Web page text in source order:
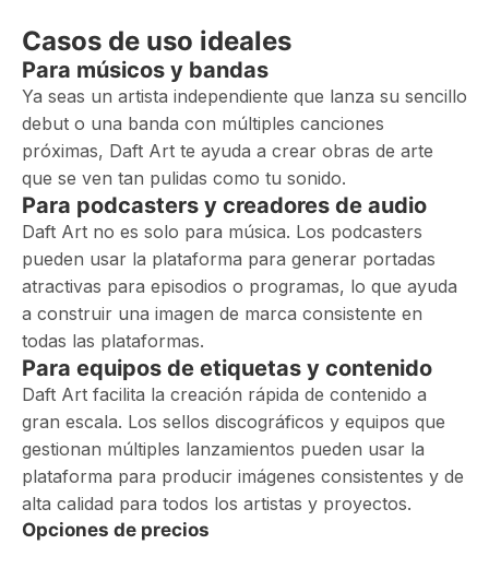
Casos de uso ideales
Para músicos y bandas
Ya seas un artista independiente que lanza su sencillo
debut o una banda con múltiples canciones
próximas, Daft Art te ayuda a crear obras de arte
que se ven tan pulidas como tu sonido.
Para podcasters y creadores de audio
Daft Art no es solo para música. Los podcasters
pueden usar la plataforma para generar portadas
atractivas para episodios o programas, lo que ayuda
a construir una imagen de marca consistente en
todas las plataformas.
Para equipos de etiquetas y contenido
Daft Art facilita la creación rápida de contenido a
gran escala. Los sellos discográficos y equipos que
gestionan múltiples lanzamientos pueden usar la
plataforma para producir imágenes consistentes y de
alta calidad para todos los artistas y proyectos.
Opciones de precios